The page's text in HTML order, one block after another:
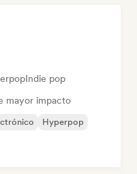
Indie pop
mayor impacto
Hyperpop